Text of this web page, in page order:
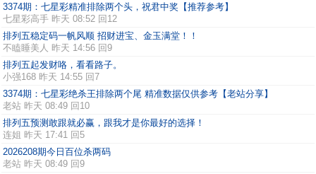
3374期：七星彩精准排除两个头，祝君中奖【推荐参考】
七星彩高手 昨天 08:52 回12
排列五稳定码一帆风顺 招财进宝、金玉满堂！！
不瞌睡美人 昨天 14:56 回9
排列五起发财咯，看看路子。
小强168 昨天 14:55 回7
3374期：七星彩绝杀王排除两个尾 精准数据仅供参考【老站分享】
老站 昨天 08:49 回10
排列五预测敢跟就必赢，跟我才是你最好的选择！
连姐 昨天 17:41 回5
2026208期今日百位杀两码
老站 昨天 08:49 回9